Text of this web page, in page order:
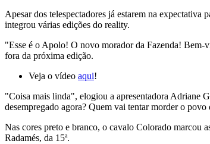
Apesar dos telespectadores já estarem na expectativa
integrou várias edições do reality.
"Esse é o Apolo! O novo morador da Fazenda! Bem-
fora da próxima edição.
Veja o vídeo aqui!
"Coisa mais linda", elogiou a apresentadora Adriane
desempregado agora? Quem vai tentar morder o
Nas cores preto e branco, o cavalo Colorado marcou
Radamés, da 15ª.